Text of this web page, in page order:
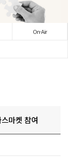
On-Air
마켓 참여